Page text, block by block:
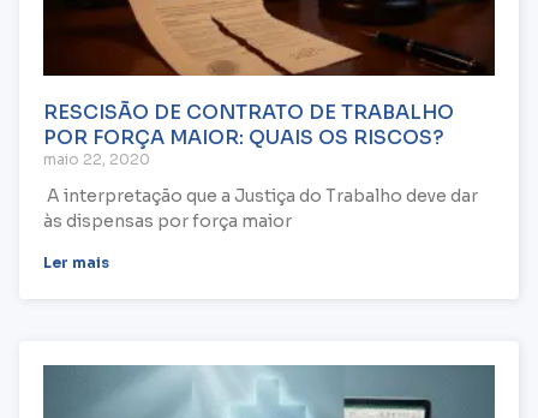
RESCISÃO DE CONTRATO DE TRABALHO
POR FORÇA MAIOR: QUAIS OS RISCOS?
maio 22, 2020
A interpretação que a Justiça do Trabalho deve dar
às dispensas por força maior
Ler mais